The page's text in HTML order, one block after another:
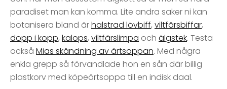
paradiset man kan komma. Lite andra saker ni kan
botanisera bland ärhalstrad lövbiff, viltfärsbiffar,
dopp i kopp, kalops, viltfärslimpa och älgstek. Testa
också Mias skändning av ärtsoppan. Med några
enkla grepp så förvandlade hon en sån där billig
plastkorv med köpeärtsoppa till en indisk daal.